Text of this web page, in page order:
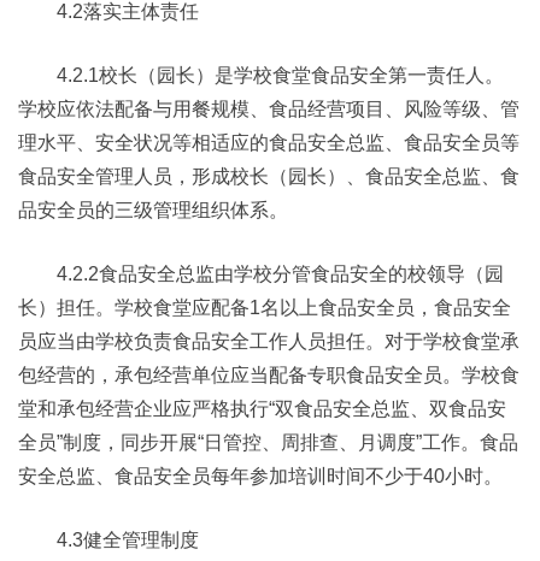
4.2落实主体责任
4.2.1校长（园长）是学校食堂食品安全第一责任人。
学校应依法配备与用餐规模、食品经营项目、风险等级、管
理水平、安全状况等相适应的食品安全总监、食品安全员等
食品安全管理人员，形成校长（园长）、食品安全总监、食
品安全员的三级管理组织体系。
4.2.2食品安全总监由学校分管食品安全的校领导（园
长）担任。学校食堂应配备1名以上食品安全员，食品安全
员应当由学校负责食品安全工作人员担任。对于学校食堂承
包经营的，承包经营单位应当配备专职食品安全员。学校食
堂和承包经营企业应严格执行“双食品安全总监、双食品安
全员”制度，同步开展“日管控、周排查、月调度”工作。食品
安全总监、食品安全员每年参加培训时间不少于40小时。
4.3健全管理制度